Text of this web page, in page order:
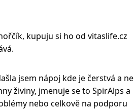
kupuju si ho od vitaslife.cz
jsem nápoj kde je čerstvá a ne
živiny, jmenuje se to SpirAlps a
nebo celkově na podporu